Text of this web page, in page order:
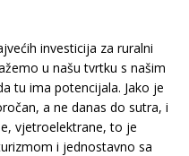
investicija za ruralni
u našu tvrtku s našim
tu ima potencijala. Jako je
a ne danas do sutra, i
vjetroelektrane, to je
i jednostavno sa